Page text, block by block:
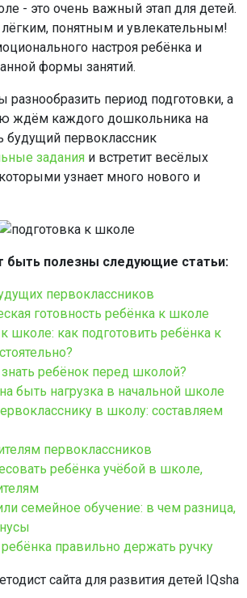
- это очень важный этап для детей.
понятным и увлекательным!
настроя ребёнка и
формы занятий.
разнообразить период подготовки, а
ждём каждого дошкольника на
будущий первоклассник
задания и встретит весёлых
узнает много нового и
быть полезны следующие статьи:
первоклассников
готовность ребёнка к школе
школе: как подготовить ребёнка к
ребёнок перед школой?
быть нагрузка в начальной школе
в школу: составляем
первоклассников
ребёнка учёбой в школе,
семейное обучение: в чем разница,
ребёнка правильно держать ручку